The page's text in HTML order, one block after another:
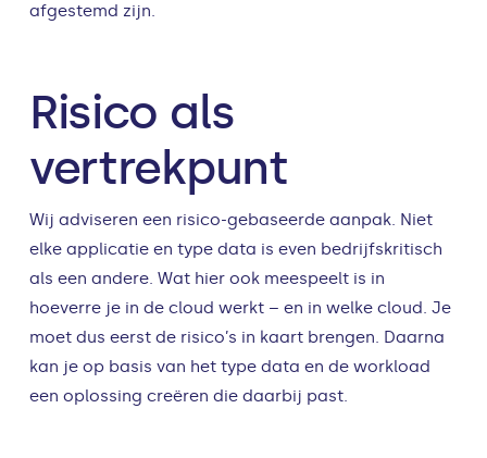
afgestemd zijn.
Risico als
vertrekpunt
Wij adviseren een risico-gebaseerde aanpak. Niet
elke applicatie en type data is even bedrijfskritisch
als een andere. Wat hier ook meespeelt is in
hoeverre je in de cloud werkt – en in welke cloud. Je
moet dus eerst de risico’s in kaart brengen. Daarna
kan je op basis van het type data en de workload
een oplossing creëren die daarbij past.